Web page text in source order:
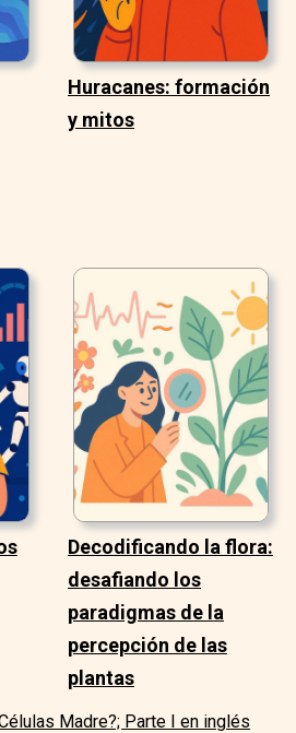
Huracanes: formación
y mitos
Decodificando la flora:
desafiando los
paradigmas de la
percepción de las
plantas
Madre?; Parte I en inglés